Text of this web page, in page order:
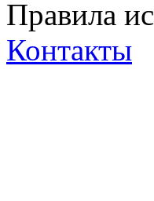
Правила
Контакты